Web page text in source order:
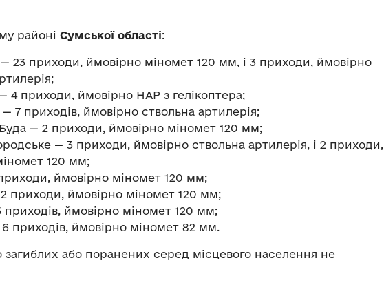
районі Сумської області:
23 приходи, ймовірно міномет 120 мм, і 3 приходи, ймовірно
4 приходи, ймовірно НАР з гелікоптера;
7 приходів, ймовірно ствольна артилерія;
— 2 приходи, ймовірно міномет 120 мм;
— 3 приходи, ймовірно ствольна артилерія, і 2 приходи,
120 мм;
ймовірно міномет 120 мм;
приходи, ймовірно міномет 120 мм;
ймовірно міномет 120 мм;
приходів, ймовірно міномет 82 мм.
загиблих або поранених серед місцевого населення не